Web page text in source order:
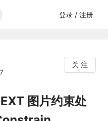
登录 / 注册
关 注
图片约束处